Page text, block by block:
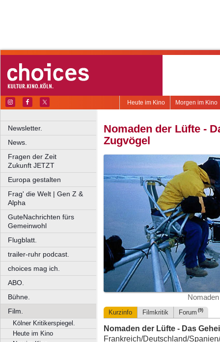
Morgen im Kino
Heute im Kino
Newsletter.
News.
Fragen der Zeit
Zukunft JETZT
Europa gestalten
Frag' die Welt | Gen Z &
Alpha
GuteNachrichten fürs
Gemeinwohl
Flugblatt.
trailer-ruhr podcast.
choices mag ich.
ABO.
Bühne.
Film.
Kölner Kritikerspiegel.
Heute im Kino
Nomaden der Lüfte -
Zugvögel
Kurzinfo Filmkritik Forum (9)
Nomaden der Lüfte - Das
Frankreich/Deutschland/